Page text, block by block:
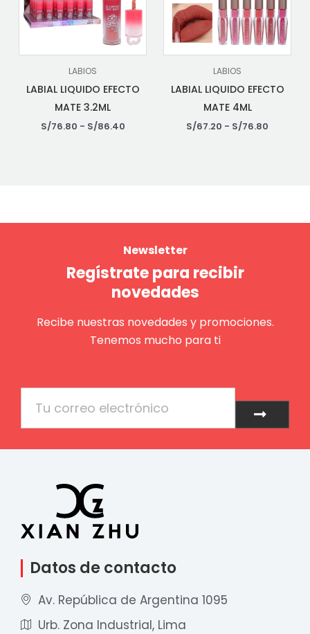
LABIOS
LABIAL LIQUIDO EFECTO
MATE 3.2ML
S/76.80 - S/86.40
LABIOS
LABIAL LIQUIDO EFECTO
MATE 4ML
S/67.20 - S/76.80
Newsletter
Regístrate para recibir
novedades
Recibe nuestras novedades y promociones.
Tenemos mucho para ti
Enviar
Datos de contacto
Av. República de Argentina 1095
Urb. Zona Industrial, Lima